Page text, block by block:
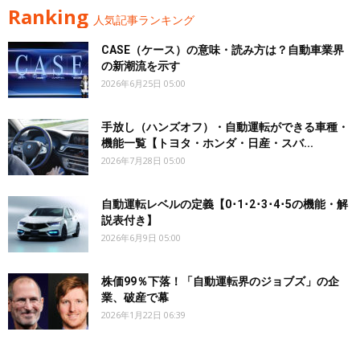
Ranking 人気記事ランキング
CASE（ケース）の意味・読み方は？自動車業界
の新潮流を示す
2026年6月25日 05:00
手放し（ハンズオフ）・自動運転ができる車種・
機能一覧【トヨタ・ホンダ・日産・スバ...
2026年7月28日 05:00
自動運転レベルの定義【0･1･2･3･4･5の機能・解
説表付き】
2026年6月9日 05:00
株価99％下落！「自動運転界のジョブズ」の企
業、破産で幕
2026年1月22日 06:39